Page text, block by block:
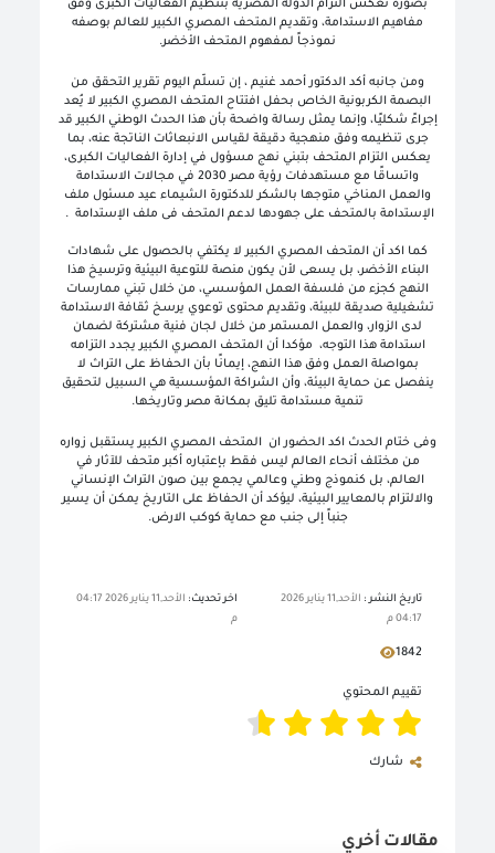
بصورة تعكس التزام الدولة المصرية بتنظيم الفعاليات الكبرى وفق
مفاهيم الاستدامة، وتقديم المتحف المصري الكبير للعالم بوصفه
نموذجاً لمفهوم المتحف الأخضر.
ومن جانبه أكد الدكتور أحمد غنيم ، إن تسلّم اليوم تقرير التحقق من
البصمة الكربونية الخاص بحفل افتتاح المتحف المصري الكبير لا يُعد
إجراءً شكليًا، وإنما يمثل رسالة واضحة بأن هذا الحدث الوطني الكبير قد
جرى تنظيمه وفق منهجية دقيقة لقياس الانبعاثات الناتجة عنه، بما
يعكس التزام المتحف بتبني نهج مسؤول في إدارة الفعاليات الكبرى،
واتساقًا مع مستهدفات رؤية مصر 2030 في مجالات الاستدامة
والعمل المناخي متوجها بالشكر للدكتورة الشيماء عيد مسئول ملف
الإستدامة بالمتحف على جهودها لدعم المتحف فى ملف الإستدامة .
كما اكد أن المتحف المصري الكبير لا يكتفي بالحصول على شهادات
البناء الأخضر، بل يسعى لأن يكون منصة للتوعية البيئية وترسيخ هذا
النهج كجزء من فلسفة العمل المؤسسي، من خلال تبني ممارسات
تشغيلية صديقة للبيئة، وتقديم محتوى توعوي يرسخ ثقافة الاستدامة
لدى الزوار، والعمل المستمر من خلال لجان فنية مشتركة لضمان
استدامة هذا التوجه، مؤكدا أن المتحف المصري الكبير يجدد التزامه
بمواصلة العمل وفق هذا النهج، إيمانًا بأن الحفاظ على التراث لا
ينفصل عن حماية البيئة، وأن الشراكة المؤسسية هي السبيل لتحقيق
تنمية مستدامة تليق بمكانة مصر وتاريخها.
وفى ختام الحدث اكد الحضور ان المتحف المصري الكبير يستقبل زواره
من مختلف أنحاء العالم ليس فقط بإعتباره أكبر متحف للآثار في
العالم، بل كنموذج وطني وعالمي يجمع بين صون التراث الإنساني
والالتزام بالمعايير البيئية، ليؤكد أن الحفاظ على التاريخ يمكن أن يسير
جنباً إلى جنب مع حماية كوكب الارض.
تاريخ النشر :
الأحد,11 يناير 2026
04:17 م
اخر تحديث:
الأحد,11 يناير 2026 04:17
م
1842
تقييم المحتوي
شارك
مقالات أخري